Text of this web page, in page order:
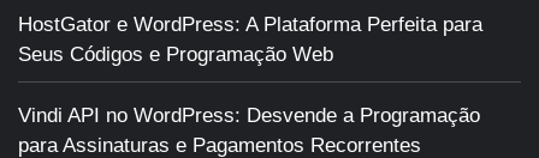
HostGator e WordPress: A Plataforma Perfeita para
Seus Códigos e Programação Web
Vindi API no WordPress: Desvende a Programação
para Assinaturas e Pagamentos Recorrentes